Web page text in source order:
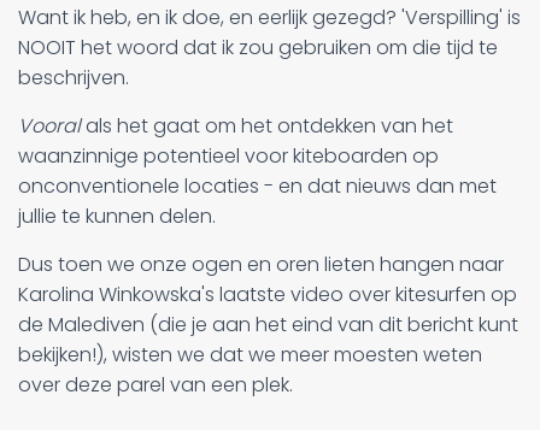
Want ik heb, en ik doe, en eerlijk gezegd? 'Verspilling' is
NOOIT het woord dat ik zou gebruiken om die tijd te
beschrijven.
Vooralals het gaat om het ontdekken van het
waanzinnige potentieel voor kiteboarden op
onconventionele locaties - en dat nieuws dan met
jullie te kunnen delen.
Dus toen we onze ogen en oren lieten hangen naar
Karolina Winkowska's laatste video over kitesurfen op
de Malediven (die je aan het eind van dit bericht kunt
bekijken!), wisten we dat we meer moesten weten
over deze parel van een plek.